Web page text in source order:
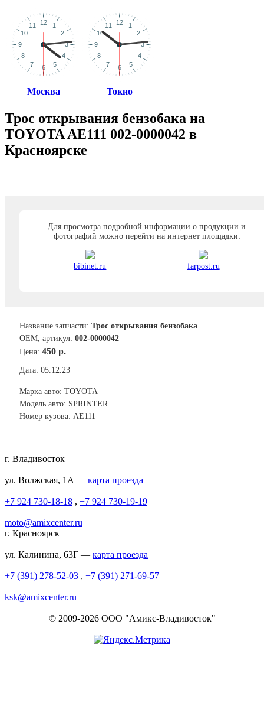
Москва Токио
Трос открывания бензобака на
TOYOTA AE111 002-0000042 в
Красноярске
Для просмотра подробной информации о продукции и
фотографий можно перейти на интернет площадки:
bibinet.ru farpost.ru
Название запчасти: Трос открывания бензобака
ОЕМ, артикул: 002-0000042
Цена: 450 р.
Дата: 05.12.23
Марка авто: TOYOTA
Модель авто: SPRINTER
Номер кузова: AE111
г. Владивосток
ул. Волжская, 1A — карта проезда
+7 924 730-18-18 , +7 924 730-19-19
moto@amixcenter.ru
г. Красноярск
ул. Калинина, 63Г — карта проезда
+7 (391) 278-52-03 , +7 (391) 271-69-57
ksk@amixcenter.ru
© 2009-2026 ООО "Амикс-Владивосток"